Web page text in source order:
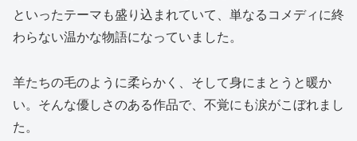
といったテーマも盛り込まれていて、単なるコメディに終
わらない温かな物語になっていました。
羊たちの毛のように柔らかく、そして身にまとうと暖か
い。そんな優しさのある作品で、不覚にも涙がこぼれまし
た。